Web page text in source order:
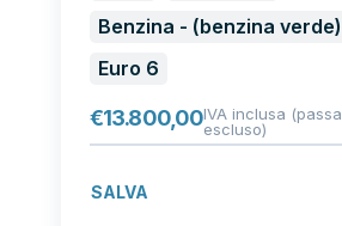
Benzina - (benzina verde)
Euro 6
€13.800,00IVA inclusa
escluso)
SALVA